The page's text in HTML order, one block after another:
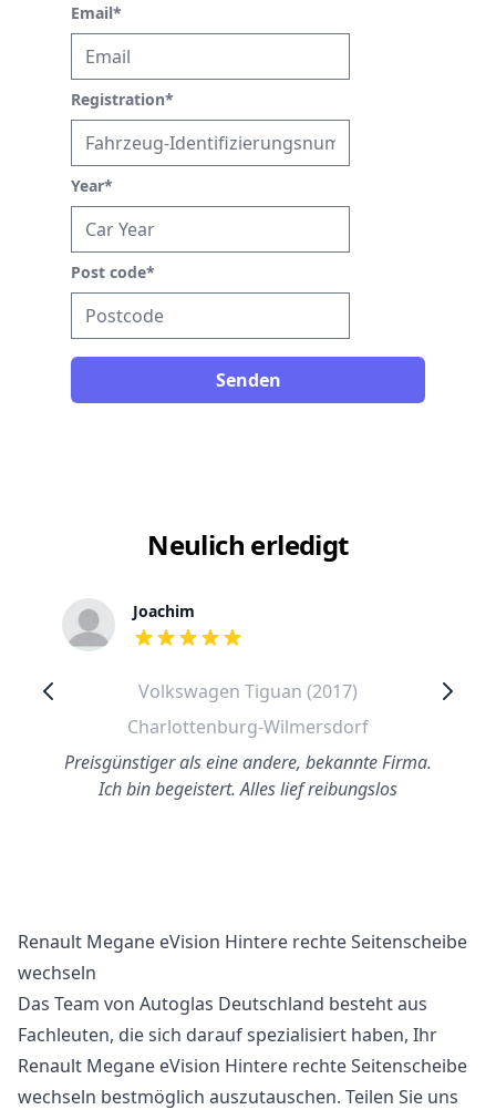
Email*
Registration*
Year*
Post code*
Senden
Neulich erledigt
Joachim
out of 5 stars
Volkswagen Tiguan (2017)
Charlottenburg-Wilmersdorf
Preisgünstiger als eine andere, bekannte Firma.
Ich bin begeistert. Alles lief reibungslos
Renault Megane eVision Hintere rechte Seitenscheibe
wechseln
Das Team von Autoglas Deutschland besteht aus
Fachleuten, die sich darauf spezialisiert haben, Ihr
Renault Megane eVision Hintere rechte Seitenscheibe
wechseln bestmöglich auszutauschen. Teilen Sie uns